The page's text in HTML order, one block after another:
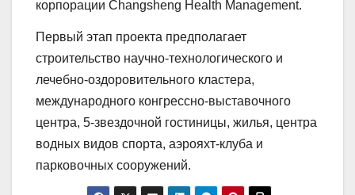
корпорации Changsheng Health Management.
Первый этап проекта предполагает
строительство научно-технологического и
лечебно-оздоровительного кластера,
международного конгрессно-выставочного
центра, 5-звездочной гостиницы, жилья, центра
водных видов спорта, аэрояхт-клуба и
парковочных сооружений.